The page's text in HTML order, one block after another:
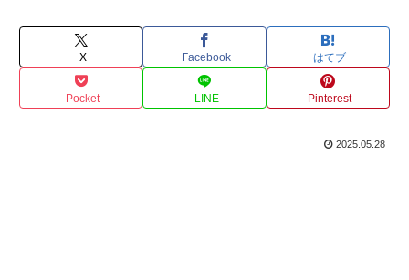
X Facebook はてブ
Pocket LINE Pinterest
2025.05.28